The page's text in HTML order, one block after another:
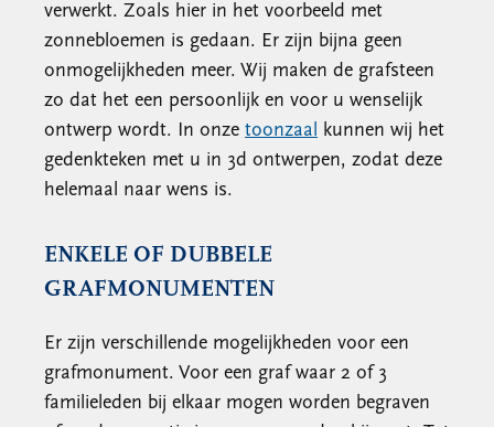
verwerkt. Zoals hier in het voorbeeld met
zonnebloemen is gedaan. Er zijn bijna geen
onmogelijkheden meer. Wij maken de grafsteen
zo dat het een persoonlijk en voor u wenselijk
ontwerp wordt. In onze toonzaal kunnen wij het
gedenkteken met u in 3d ontwerpen, zodat deze
helemaal naar wens is.
ENKELE OF DUBBELE
GRAFMONUMENTEN
Er zijn verschillende mogelijkheden voor een
grafmonument. Voor een graf waar 2 of 3
familieleden bij elkaar mogen worden begraven